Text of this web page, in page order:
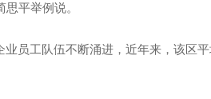
平举例说。
员工队伍不断涌进，近年来，该区